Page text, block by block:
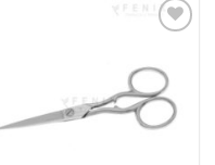
preferiti